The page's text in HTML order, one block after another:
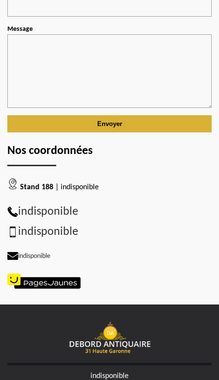
Message
Nos coordonnées
Stand 188 | indisponible
indisponible
indisponible
indisponible
indisponible